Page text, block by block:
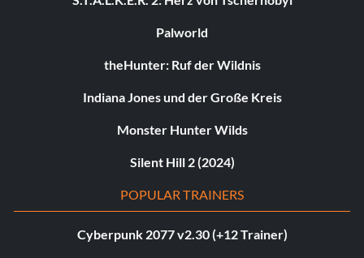
Palworld
theHunter: Ruf der Wildnis
Indiana Jones und der Große Kreis
Monster Hunter Wilds
Silent Hill 2 (2024)
POPULAR TRAINERS
Cyberpunk 2077 v2.30 (+12 Trainer)